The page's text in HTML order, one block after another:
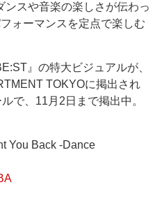
ンスや音楽の楽しさが伝わっ
ォーマンスを定点で楽しむ
』の特大ビジュアルが、
TOKYOに掲出され
で、11月2日まで掲出中。
You Back -Dance